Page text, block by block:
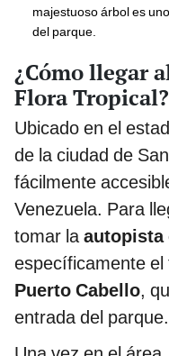
majestuoso árbol es
del parque.
¿Cómo llegar
Flora Tropical?
Ubicado en el
de la ciudad de
fácilmente
Venezuela. Para
tomar laautopista
específicamente el
Puerto Cabello,
entrada del parque.